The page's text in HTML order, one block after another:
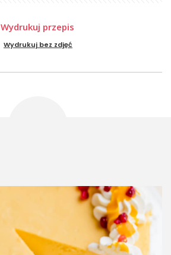
Wydrukuj przepis
Wydrukuj bez zdjęć